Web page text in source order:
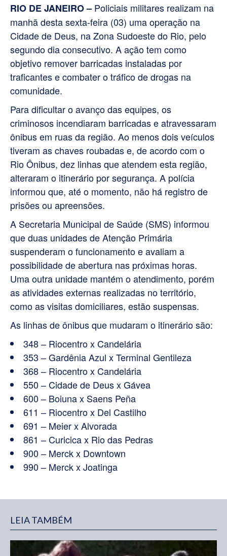
RIO DE JANEIRO – Policiais militares realizam na
manhã desta sexta-feira (03) uma operação na
Cidade de Deus, na Zona Sudoeste do Rio, pelo
segundo dia consecutivo. A ação tem como
objetivo remover barricadas instaladas por
traficantes e combater o tráfico de drogas na
comunidade.
Para dificultar o avanço das equipes, os
criminosos incendiaram barricadas e atravessaram
ônibus em ruas da região. Ao menos dois veículos
tiveram as chaves roubadas e, de acordo com o
Rio Ônibus, dez linhas que atendem esta região,
alteraram o itinerário por segurança. A polícia
informou que, até o momento, não há registro de
prisões ou apreensões.
A Secretaria Municipal de Saúde (SMS) informou
que duas unidades de Atenção Primária
suspenderam o funcionamento e avaliam a
possibilidade de abertura nas próximas horas.
Uma outra unidade mantém o atendimento, porém
as atividades externas realizadas no território,
como as visitas domiciliares, estão suspensas.
As linhas de ônibus que mudaram o itinerário são:
348 – Riocentro x Candelária
353 – Gardênia Azul x Terminal Gentileza
368 – Riocentro x Candelária
550 – Cidade de Deus x Gávea
600 – Boiuna x Saens Peña
611 – Riocentro x Del Castilho
691 – Meier x Alvorada
861 – Curicica x Rio das Pedras
900 – Merck x Downtown
990 – Merck x Joatinga
LEIA TAMBÉM